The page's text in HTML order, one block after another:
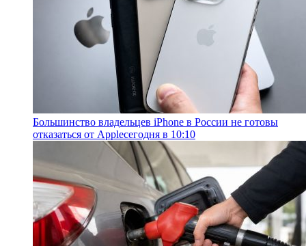
Большинство владельцев iPhone в России не готовы
отказаться от Appleсегодня в 10:10